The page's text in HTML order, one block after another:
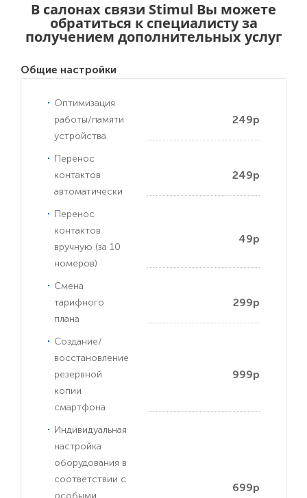
В салонах связи Stimul Вы можете
обратиться к специалисту за
получением дополнительных услуг
Общие настройки
Оптимизация
работы/памяти
устройства
249р
Перенос
контактов
автоматически
249р
Перенос
контактов
вручную (за 10
номеров)
49р
Смена
тарифного
плана
299р
Создание/
восстановление
резервной
копии
смартфона
999р
Индивидуальная
настройка
оборудования в
соответствии с
особыми
699р